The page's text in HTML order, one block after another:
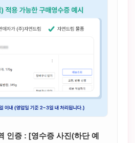
인증 : [영수증 사진(하단 예